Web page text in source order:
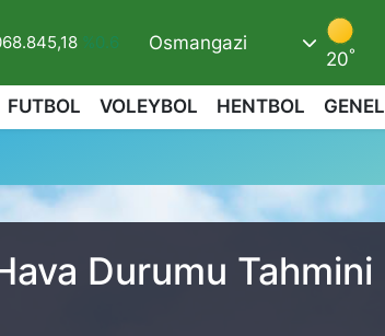
%0.66
47,5971 %0.05
6527.85 %0.54
Osmangazi
20°
FUTBOL VOLEYBOL HENTBOL GENEL
Durumu Tahmini